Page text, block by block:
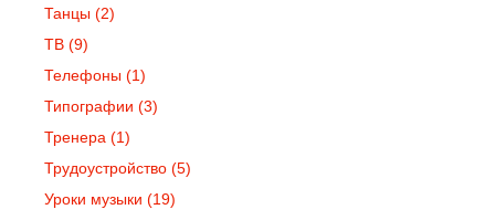
Танцы (2)
ТВ (9)
Телефоны (1)
Типографии (3)
Тренера (1)
Трудоустройство (5)
Уроки музыки (19)